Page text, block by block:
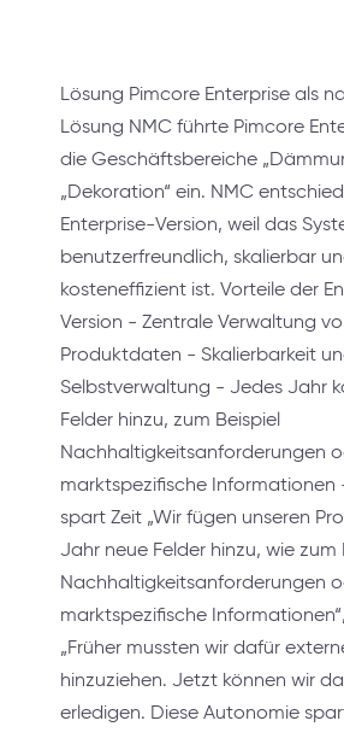
Lösung Pimcore Enterprise als
Lösung NMC führte Pimcore
die Geschäftsbereiche
„Dekoration“ ein. NMC
Enterprise-Version, weil das
benutzerfreundlich, skalierbar
kosteneffizient ist. Vorteile der
Version - Zentrale Verwaltung
Produktdaten - Skalierbarkeit
Selbstverwaltung - Jedes Jahr
Felder hinzu, zum Beispiel
Nachhaltigkeitsanforderungen
marktspezifische Informationen
spart Zeit „Wir fügen unseren
Jahr neue Felder hinzu, wie zum
Nachhaltigkeitsanforderungen
marktspezifische
„Früher mussten wir dafür
hinzuziehen. Jetzt können wir
erledigen. Diese Autonomie